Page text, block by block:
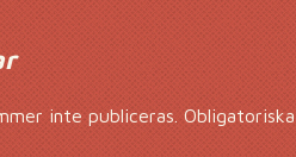
inte publiceras.